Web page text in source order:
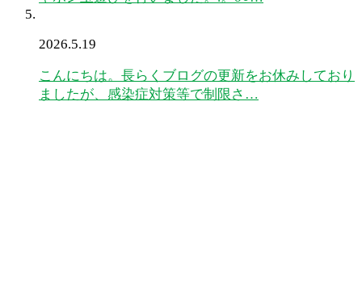
2026.5.19
こんにちは。長らくブログの更新をお休みしており
ましたが、感染症対策等で制限さ…